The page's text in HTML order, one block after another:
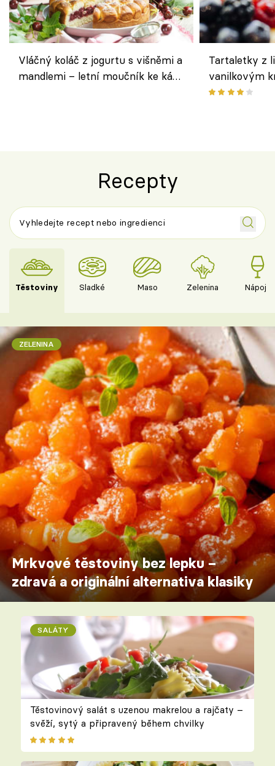
Vláčný koláč z jogurtu s višněmi a
mandlemi – letní moučník ke kávě
Tartaletky z
vanilkovým
ovocem
Recepty
Těstoviny Sladké Maso Zelenina Nápoje
ZELENINA
Mrkvové těstoviny bez lepku –
zdravá a originální alternativa klasiky
SALÁTY
Těstovinový salát s uzenou makrelou a rajčaty –
svěží, sytý a připravený během chvilky